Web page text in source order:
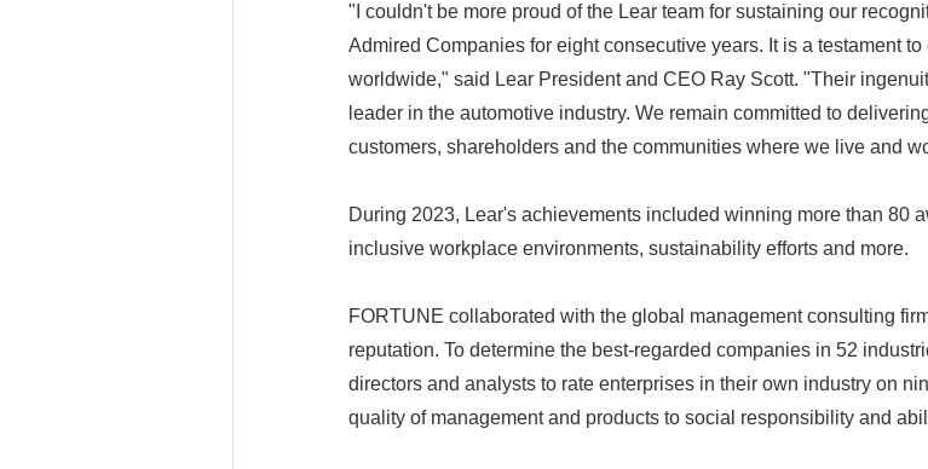
"I couldn't be more proud of the Lear team for sustaining our
Admired Companies for eight consecutive years. It is a testament
worldwide," said Lear President and CEO Ray Scott. "Their
leader in the automotive industry. We remain committed to
customers, shareholders and the communities where we live and
During 2023, Lear's achievements included winning more than 80
inclusive workplace environments, sustainability efforts and more.
FORTUNE collaborated with the global management consulting
reputation. To determine the best-regarded companies in 52
directors and analysts to rate enterprises in their own industry on
quality of management and products to social responsibility and